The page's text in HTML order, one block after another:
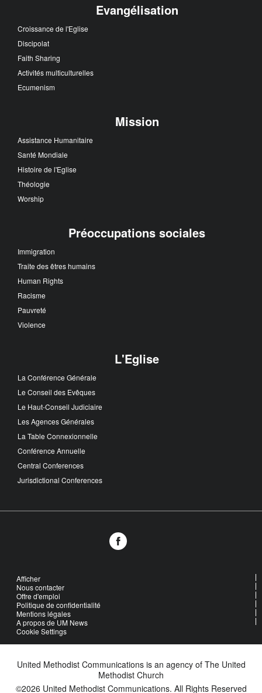
Evangélisation
Croissance de l'Eglise
Discipolat
Faith Sharing
Activités multiculturelles
Ecumenism
Mission
Assistance Humanitaire
Santé Mondiale
Histoire de l'Eglise
Théologie
Worship
Préoccupations sociales
Immigration
Traite des êtres humains
Human Rights
Racisme
Pauvreté
Violence
L'Eglise
La Conférence Générale
Le Conseil des Evêques
Le Haut-Conseil Judiciaire
Les Agences Générales
La Table Connexionnelle
Conférence Annuelle
Central Conferences
Jurisdictional Conferences
Afficher
Nous contacter
Offre d'emploi
Politique de confidentialité
Mentions légales
A propos de UM News
Cookie Settings
United Methodist Communications is an agency of The United
Methodist Church
©2026 United Methodist Communications. All Rights Reserved